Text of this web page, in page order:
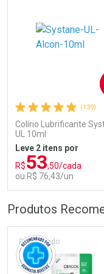
(139)
Colírio Lubrificante
UL 10ml
Leve 2 itens por
R$53,50/cada
ou R$ 76,43/un
COMPRAR
Por Menos
Produtos
Patrocinado